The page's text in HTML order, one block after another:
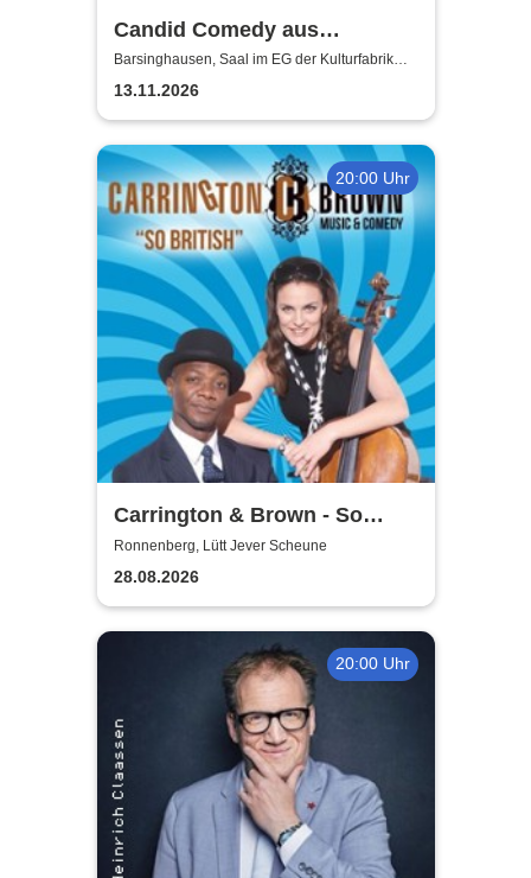
Candid Comedy aus
Hannover - Stand Up Comedy
in der Kulturfabrik Krawatte
Barsinghausen, Saal im EG der Kulturfabrik
Krawatte
13.11.2026
20:00 Uhr
Carrington & Brown - So
Beritsh
Ronnenberg, Lütt Jever Scheune
28.08.2026
20:00 Uhr